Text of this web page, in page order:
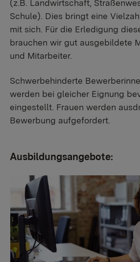
(z.B. Landwirtschaft,
Schule). Dies bringt eine
mit sich. Für die Erledigung
brauchen wir gut ausgebildete
und Mitarbeiter.
Schwerbehinderte
werden bei gleicher Eignung
eingestellt. Frauen werden
Bewerbung aufgefordert.
Ausbildungsangebote: